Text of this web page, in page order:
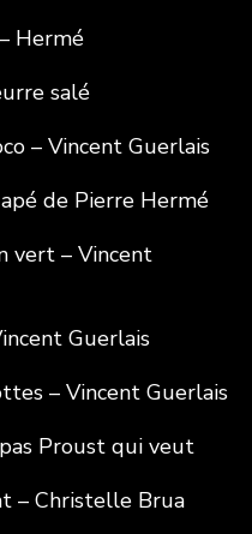
Hermé
salé
– Vincent Guerlais
de Pierre Hermé
vert – Vincent
Guerlais
– Vincent Guerlais
Proust qui veut
– Christelle Brua